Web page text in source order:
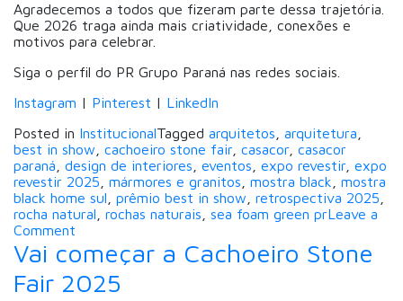
Agradecemos a todos que fizeram parte dessa trajetória.
Que 2026 traga ainda mais criatividade, conexões e
motivos para celebrar.
Siga o perfil do PR Grupo Paraná nas redes sociais.
Instagram | Pinterest | LinkedIn
Posted in InstitucionalTagged arquitetos arquitetura
best in show
cachoeiro stone fair casacor casacor
paraná
design de interiores eventos expo revestir expo
revestir 2025
mármores e granitos mostra black
mostra
black home sul
prêmio best in show retrospectiva 2025
rocha natural
rochas naturais sea foam green prLeave a
Comment
ano
de
conquistas:
Vai começar a Cachoeiro Stone
Fair 2025